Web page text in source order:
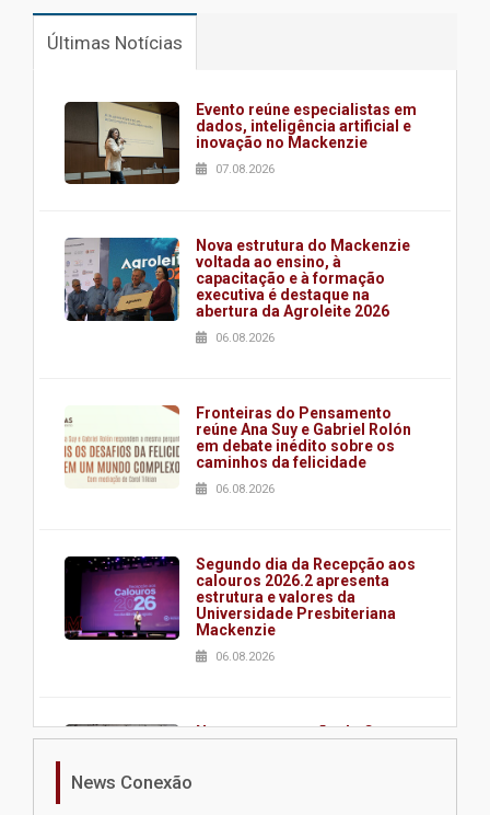
Últimas Notícias
Evento reúne especialistas em
dados, inteligência artificial e
inovação no Mackenzie
07.08.2026
Nova estrutura do Mackenzie
voltada ao ensino, à
capacitação e à formação
executiva é destaque na
abertura da Agroleite 2026
06.08.2026
Fronteiras do Pensamento
reúne Ana Suy e Gabriel Rolón
em debate inédito sobre os
caminhos da felicidade
06.08.2026
Segundo dia da Recepção aos
calouros 2026.2 apresenta
estrutura e valores da
Universidade Presbiteriana
Mackenzie
06.08.2026
Nova apresentação do Centro
News Conexão